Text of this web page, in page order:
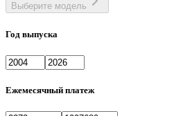
Выберите модель
Год выпуска
Ежемесячный платеж